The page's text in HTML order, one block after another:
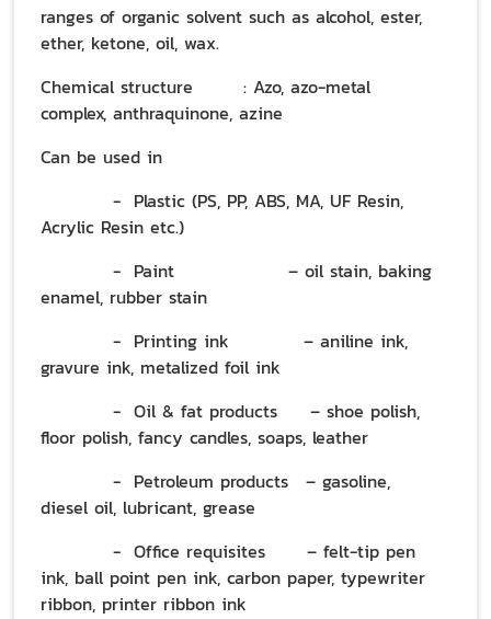
ranges of organic solvent such as alcohol, ester,
ether, ketone, oil, wax.
Chemical structure
: Azo, azo-metal
complex, anthraquinone, azine
Can be used in
- Plastic (PS, PP, ABS, MA, UF Resin,
Acrylic Resin etc.)
- Paint
– oil stain, baking
enamel, rubber stain
- Printing ink
– aniline ink,
gravure ink, metalized foil ink
- Oil & fat products
– shoe polish,
floor polish, fancy candles, soaps, leather
- Petroleum products
– gasoline,
diesel oil, lubricant, grease
- Office requisites
– felt-tip pen
ink, ball point pen ink, carbon paper, typewriter
ribbon, printer ribbon ink